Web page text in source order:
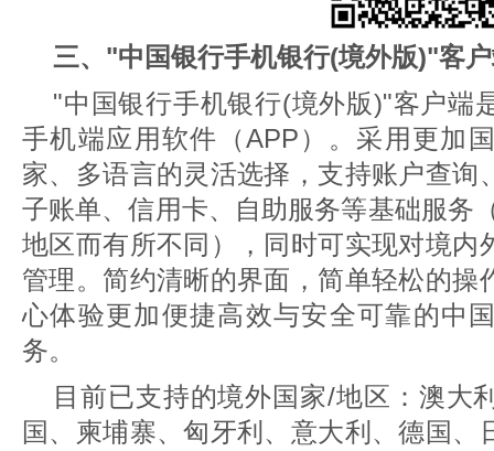
三、"中国银行手机银行(境外版)"客
"中国银行手机银行(境外版)"客户端
手机端应用软件（APP）。采用更加
家、多语言的灵活选择，支持账户查询
子账单、信用卡、自助服务等基础服务
地区而有所不同），同时可实现对境内
管理。简约清晰的界面，简单轻松的操
心体验更加便捷高效与安全可靠的中
务。
目前已支持的境外国家/地区：澳大
国、柬埔寨、匈牙利、意大利、德国、